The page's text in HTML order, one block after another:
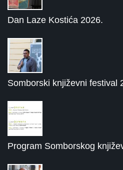
Dan Laze Kostića 2026.
Somborski književni festival
Program Somborskog